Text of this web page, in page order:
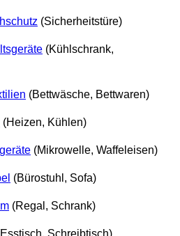
(Sicherheitstüre)
(Kühlschrank,
(Bettwäsche, Bettwaren)
(Heizen, Kühlen)
(Mikrowelle, Waffeleisen)
(Bürostuhl, Sofa)
(Regal, Schrank)
Schreibtisch)